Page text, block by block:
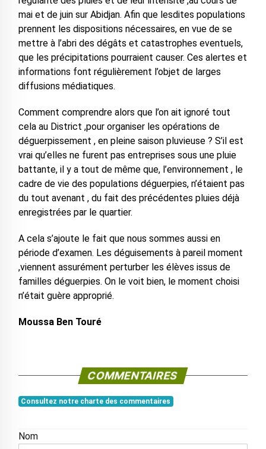
mai et de juin sur Abidjan. Afin que lesdites populations
prennent les dispositions nécessaires, en vue de se
mettre à l’abri des dégâts et catastrophes eventuels,
que les précipitations pourraient causer. Ces alertes et
informations font régulièrement l’objet de larges
diffusions médiatiques.
Comment comprendre alors que l’on ait ignoré tout
cela au District ,pour organiser les opérations de
déguerpissement , en pleine saison pluvieuse ? S’il est
vrai qu’elles ne furent pas entreprises sous une pluie
battante, il y a tout de même que, l’environnement , le
cadre de vie des populations déguerpies, n’étaient pas
du tout avenant , du fait des précédentes pluies déjà
enregistrées par le quartier.
A cela s’ajoute le fait que nous sommes aussi en
période d’examen. Les déguisements à pareil moment
,viennent assurément perturber les élèves issus de
familles déguerpies. On le voit bien, le moment choisi
n’était guère approprié.
Moussa Ben Touré
COMMENTAIRES
Consultez notre charte des commentaires
Nom